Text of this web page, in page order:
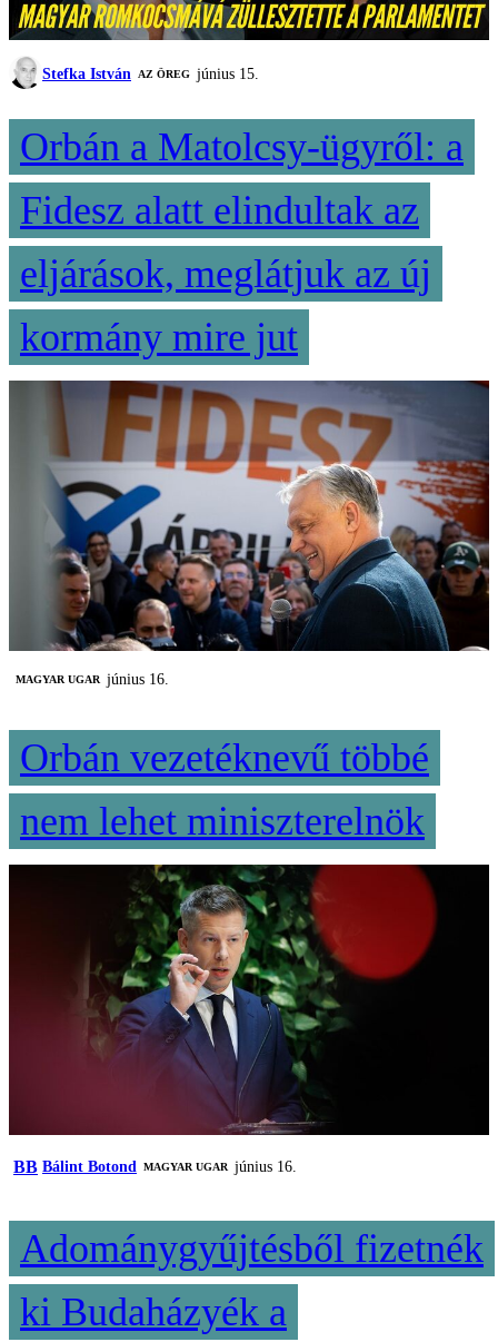
Stefka István AZ ÖREG június 15.
Orbán a Matolcsy-ügyről: a
Fidesz alatt elindultak az
eljárások, meglátjuk az új
kormány mire jut
MAGYAR UGAR június 16.
Orbán vezetéknevű többé
nem lehet miniszterelnök
BB Bálint Botond MAGYAR UGAR június 16.
Adománygyűjtésből fizetnék
ki Budaházyék a